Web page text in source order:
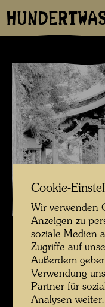
Traditioneller Schrein in
Cookie-
Wir verwenden
Anzeigen zu
soziale Medien
Zugriffe auf
Außerdem
Verwendung
Partner für
Analysen